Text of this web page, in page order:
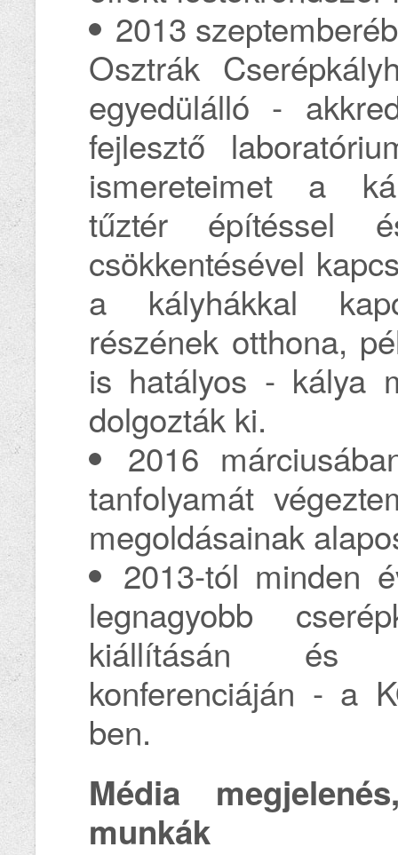
2013
Osztrák
egyedülálló -
fejlesztő
ismereteimet a
tűztér építéssel
csökkentésével
a kályhákkal
részének otthona,
is hatályos - kálya
dolgozták ki.
2016
tanfolyamát
megoldásainak
2013-tól minden
legnagyobb
kiállításán és
konferenciáján - a
ben.
Média
munkák